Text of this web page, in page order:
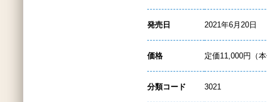
発売日 2021年6月20日
価格 定価11,000円（
分類コード 3021